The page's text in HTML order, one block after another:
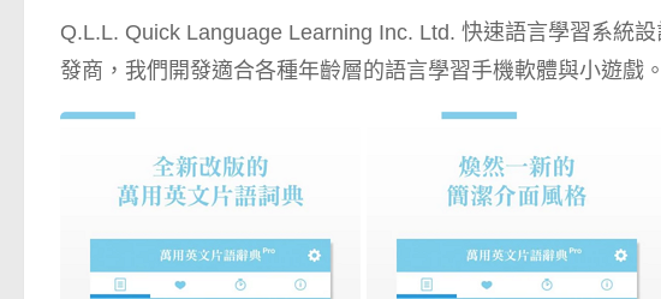
Q.L.L. Quick Language Learning Inc. Ltd. 快速語言學習系統
發商，我們開發適合各種年齡層的語言學習手機軟體與小遊戲。